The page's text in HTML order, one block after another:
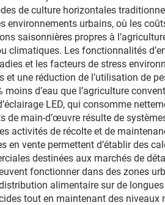
de culture horizontales
environnements urbains, où les
saisonnières propres à
climatiques. Les fonctionnalités
et les facteurs de stress
et une réduction de l’utilisation de
moins d’eau que l’agriculture
LED, qui consomme
de main-d’œuvre résulte de
activités de récolte et de
en vente permettent d’établir des
destinées aux marchés de
fonctionner dans des zones
alimentaire sur de
tout en maintenant des